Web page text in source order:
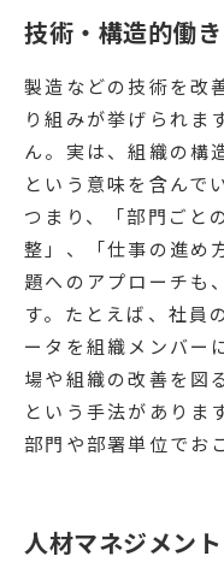
技術・構造的働
製造などの技術を改
り組みが挙げられま
ん。実は、組織の構
という意味を含んで
つまり、「部門ごと
整」、「仕事の進め
題へのアプローチも
す。たとえば、社員
ータを組織メンバー
場や組織の改善を図
という手法がありま
部門や部署単位でお
人材マネジメン